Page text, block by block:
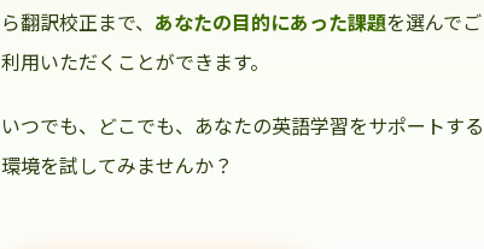
ら翻訳校正まで、 あなたの目的にあった課題を選んでご
利用いただくことができます。
いつでも、どこでも、あなたの英語学習をサポートする
環境を試してみませんか？